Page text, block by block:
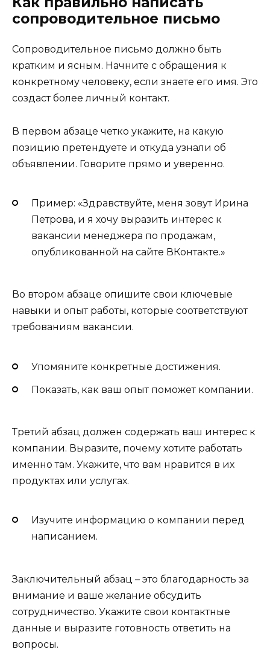
сопроводительное письмо
Сопроводительное письмо должно быть
кратким и ясным. Начните с обращения к
конкретному человеку, если знаете его имя. Это
создаст более личный контакт.
В первом абзаце четко укажите, на какую
позицию претендуете и откуда узнали об
объявлении. Говорите прямо и уверенно.
Пример: «Здравствуйте, меня зовут Ирина
Петрова, и я хочу выразить интерес к
вакансии менеджера по продажам,
опубликованной на сайте ВКонтакте.»
Во втором абзаце опишите свои ключевые
навыки и опыт работы, которые соответствуют
требованиям вакансии.
Упомяните конкретные достижения.
Показать, как ваш опыт поможет компании.
Третий абзац должен содержать ваш интерес к
компании. Выразите, почему хотите работать
именно там. Укажите, что вам нравится в их
продуктах или услугах.
Изучите информацию о компании перед
написанием.
Заключительный абзац – это благодарность за
внимание и ваше желание обсудить
сотрудничество. Укажите свои контактные
данные и выразите готовность ответить на
вопросы.